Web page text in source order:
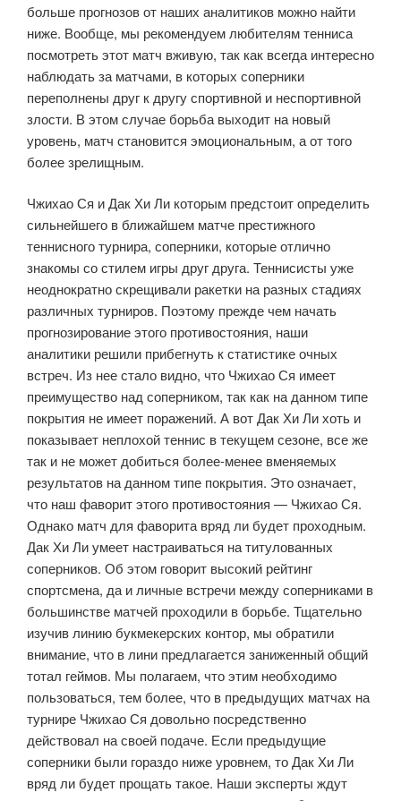
больше прогнозов от наших аналитиков можно найти
ниже. Вообще, мы рекомендуем любителям тенниса
посмотреть этот матч вживую, так как всегда интересно
наблюдать за матчами, в которых соперники
переполнены друг к другу спортивной и неспортивной
злости. В этом случае борьба выходит на новый
уровень, матч становится эмоциональным, а от того
более зрелищным.
Чжихао Ся и Дак Хи Ли которым предстоит определить
сильнейшего в ближайшем матче престижного
теннисного турнира, соперники, которые отлично
знакомы со стилем игры друг друга. Теннисисты уже
неоднократно скрещивали ракетки на разных стадиях
различных турниров. Поэтому прежде чем начать
прогнозирование этого противостояния, наши
аналитики решили прибегнуть к статистике очных
встреч. Из нее стало видно, что Чжихао Ся имеет
преимущество над соперником, так как на данном типе
покрытия не имеет поражений. А вот Дак Хи Ли хоть и
показывает неплохой теннис в текущем сезоне, все же
так и не может добиться более-менее вменяемых
результатов на данном типе покрытия. Это означает,
что наш фаворит этого противостояния — Чжихао Ся.
Однако матч для фаворита вряд ли будет проходным.
Дак Хи Ли умеет настраиваться на титулованных
соперников. Об этом говорит высокий рейтинг
спортсмена, да и личные встречи между соперниками в
большинстве матчей проходили в борьбе. Тщательно
изучив линию букмекерских контор, мы обратили
внимание, что в лини предлагается заниженный общий
тотал геймов. Мы полагаем, что этим необходимо
пользоваться, тем более, что в предыдущих матчах на
турнире Чжихао Ся довольно посредственно
действовал на своей подаче. Если предыдущие
соперники были гораздо ниже уровнем, то Дак Хи Ли
вряд ли будет прощать такое. Наши эксперты ждут